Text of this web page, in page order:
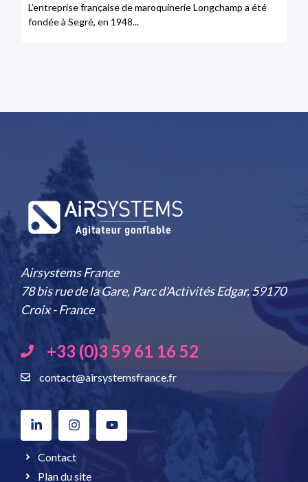
L’entreprise française de maroquinerie Longchamp a été
fondée à Segré, en 1948...
Airsystems France
78 bis rue de la Gare, Parc d'Activités Edgar, 59170
Croix - France
+33 (0)3 59 61 16 52
contact@airsystemsfrance.fr
Contact
Plan du site